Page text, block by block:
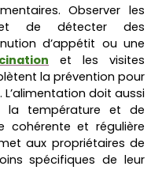
Observer les
de détecter des
d’appétit ou une
et les visites
la prévention pour
doit aussi
la température et de
cohérente et régulière
aux propriétaires de
spécifiques de leur